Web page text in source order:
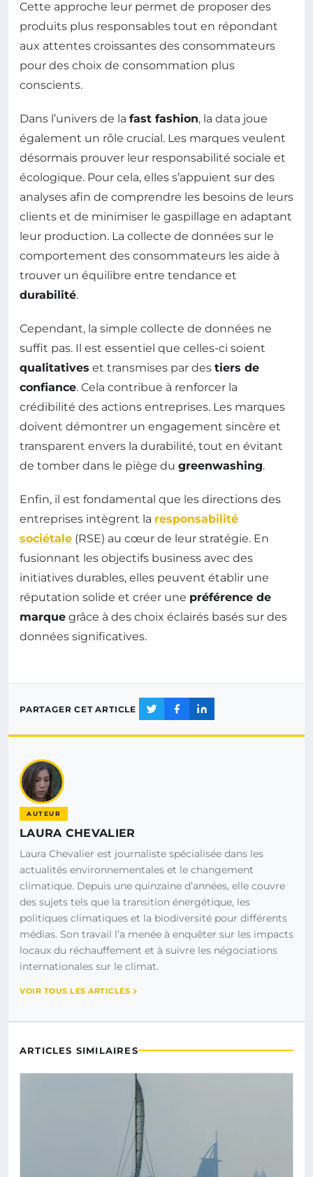
Cette approche leur permet de proposer des
produits plus responsables tout en répondant
aux attentes croissantes des consommateurs
pour des choix de consommation plus
conscients.
Dans l’univers de la fast fashion, la data joue
également un rôle crucial. Les marques veulent
désormais prouver leur responsabilité sociale et
écologique. Pour cela, elles s’appuient sur des
analyses afin de comprendre les besoins de leurs
clients et de minimiser le gaspillage en adaptant
leur production. La collecte de données sur le
comportement des consommateurs les aide à
trouver un équilibre entre tendance et
durabilité.
Cependant, la simple collecte de données ne
suffit pas. Il est essentiel que celles-ci soient
qualitatives et transmises par des tiers de
confiance. Cela contribue à renforcer la
crédibilité des actions entreprises. Les marques
doivent démontrer un engagement sincère et
transparent envers la durabilité, tout en évitant
de tomber dans le piège du greenwashing.
Enfin, il est fondamental que les directions des
entreprises intègrent la responsabilité
sociétale (RSE) au cœur de leur stratégie. En
fusionnant les objectifs business avec des
initiatives durables, elles peuvent établir une
réputation solide et créer une préférence de
marque grâce à des choix éclairés basés sur des
données significatives.
PARTAGER CET ARTICLE
AUTEUR
LAURA CHEVALIER
Laura Chevalier est journaliste spécialisée dans les
actualités environnementales et le changement
climatique. Depuis une quinzaine d’années, elle couvre
des sujets tels que la transition énergétique, les
politiques climatiques et la biodiversité pour différents
médias. Son travail l’a menée à enquêter sur les impacts
locaux du réchauffement et à suivre les négociations
internationales sur le climat.
VOIR TOUS LES ARTICLES
ARTICLES SIMILAIRES